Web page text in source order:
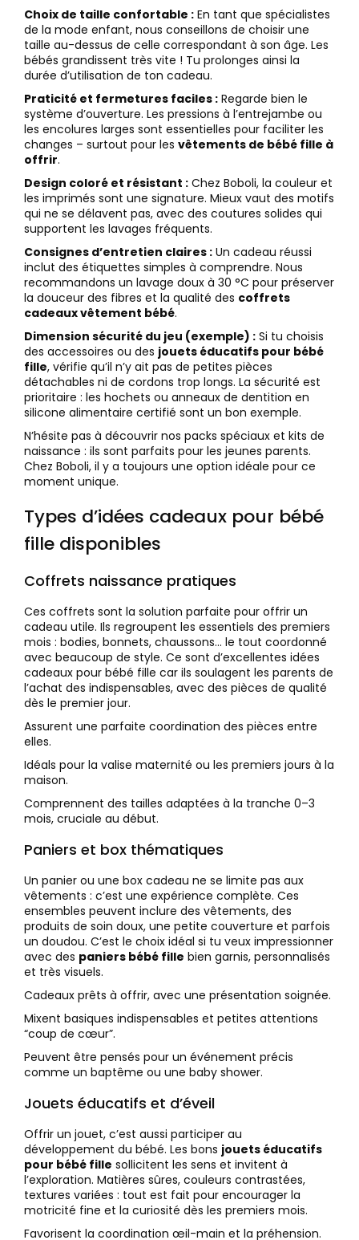
Choix de taille confortable : En tant que spécialistes
de la mode enfant, nous conseillons de choisir une
taille au-dessus de celle correspondant à son âge. Les
bébés grandissent très vite ! Tu prolonges ainsi la
durée d’utilisation de ton cadeau.
Praticité et fermetures faciles : Regarde bien le
système d’ouverture. Les pressions à l’entrejambe ou
les encolures larges sont essentielles pour faciliter les
changes – surtout pour les vêtements de bébé fille à
offrir.
Design coloré et résistant : Chez Boboli, la couleur et
les imprimés sont une signature. Mieux vaut des motifs
qui ne se délavent pas, avec des coutures solides qui
supportent les lavages fréquents.
Consignes d’entretien claires : Un cadeau réussi
inclut des étiquettes simples à comprendre. Nous
recommandons un lavage doux à 30 °C pour préserver
la douceur des fibres et la qualité des coffrets
cadeaux vêtement bébé.
Dimension sécurité du jeu (exemple) : Si tu choisis
des accessoires ou des jouets éducatifs pour bébé
fille, vérifie qu’il n’y ait pas de petites pièces
détachables ni de cordons trop longs. La sécurité est
prioritaire : les hochets ou anneaux de dentition en
silicone alimentaire certifié sont un bon exemple.
N’hésite pas à découvrir nos packs spéciaux et kits de
naissance : ils sont parfaits pour les jeunes parents.
Chez Boboli, il y a toujours une option idéale pour ce
moment unique.
Types d’idées cadeaux pour bébé
fille disponibles
Coffrets naissance pratiques
Ces coffrets sont la solution parfaite pour offrir un
cadeau utile. Ils regroupent les essentiels des premiers
mois : bodies, bonnets, chaussons… le tout coordonné
avec beaucoup de style. Ce sont d’excellentes idées
cadeaux pour bébé fille car ils soulagent les parents de
l’achat des indispensables, avec des pièces de qualité
dès le premier jour.
Assurent une parfaite coordination des pièces entre
elles.
Idéals pour la valise maternité ou les premiers jours à la
maison.
Comprennent des tailles adaptées à la tranche 0–3
mois, cruciale au début.
Paniers et box thématiques
Un panier ou une box cadeau ne se limite pas aux
vêtements : c’est une expérience complète. Ces
ensembles peuvent inclure des vêtements, des
produits de soin doux, une petite couverture et parfois
un doudou. C’est le choix idéal si tu veux impressionner
avec des paniers bébé fille bien garnis, personnalisés
et très visuels.
Cadeaux prêts à offrir, avec une présentation soignée.
Mixent basiques indispensables et petites attentions
“coup de cœur”.
Peuvent être pensés pour un événement précis
comme un baptême ou une baby shower.
Jouets éducatifs et d’éveil
Offrir un jouet, c’est aussi participer au
développement du bébé. Les bons jouets éducatifs
pour bébé fille sollicitent les sens et invitent à
l’exploration. Matières sûres, couleurs contrastées,
textures variées : tout est fait pour encourager la
motricité fine et la curiosité dès les premiers mois.
Favorisent la coordination œil-main et la préhension.